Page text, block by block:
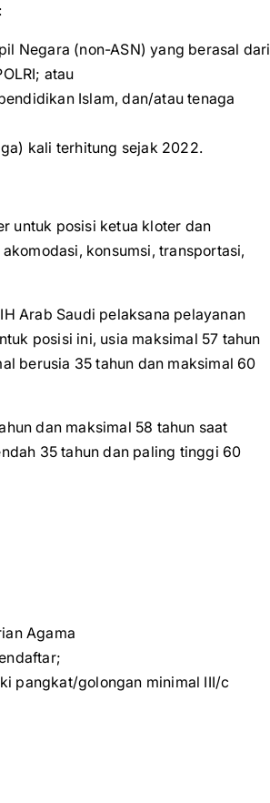
Negara (non-ASN) yang berasal dari
atau
Islam, dan/atau tenaga
kali terhitung sejak 2022.
untuk posisi ketua kloter dan
konsumsi, transportasi,
Arab Saudi pelaksana pelayanan
posisi ini, usia maksimal 57 tahun
berusia 35 tahun dan maksimal 60
dan maksimal 58 tahun saat
35 tahun dan paling tinggi 60
Agama
pangkat/golongan minimal III/c